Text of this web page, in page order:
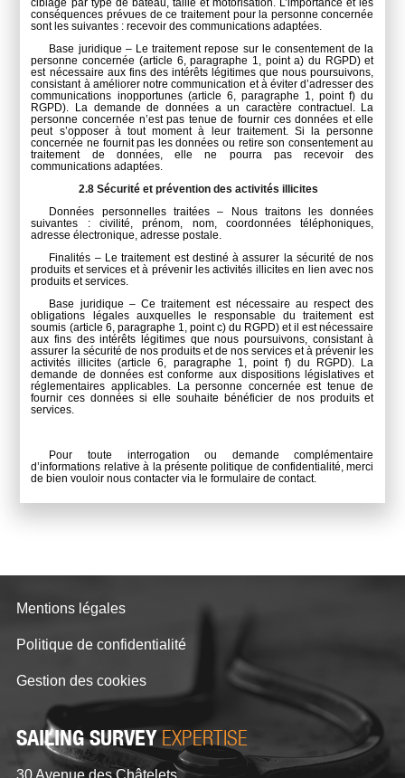
ciblage par type de bateau, taille et motorisation. L’importance et les
conséquences prévues de ce traitement pour la personne concernée
sont les suivantes : recevoir des communications adaptées.
Base juridique – Le traitement repose sur le consentement de la
personne concernée (article 6, paragraphe 1, point a) du RGPD) et
est nécessaire aux fins des intérêts légitimes que nous poursuivons,
consistant à améliorer notre communication et à éviter d’adresser des
communications inopportunes (article 6, paragraphe 1, point f) du
RGPD). La demande de données a un caractère contractuel. La
personne concernée n’est pas tenue de fournir ces données et elle
peut s’opposer à tout moment à leur traitement. Si la personne
concernée ne fournit pas les données ou retire son consentement au
traitement de données, elle ne pourra pas recevoir des
communications adaptées.
2.8 Sécurité et prévention des activités illicites
Données personnelles traitées – Nous traitons les données
suivantes : civilité, prénom, nom, coordonnées téléphoniques,
adresse électronique, adresse postale.
Finalités – Le traitement est destiné à assurer la sécurité de nos
produits et services et à prévenir les activités illicites en lien avec nos
produits et services.
Base juridique – Ce traitement est nécessaire au respect des
obligations légales auxquelles le responsable du traitement est
soumis (article 6, paragraphe 1, point c) du RGPD) et il est nécessaire
aux fins des intérêts légitimes que nous poursuivons, consistant à
assurer la sécurité de nos produits et de nos services et à prévenir les
activités illicites (article 6, paragraphe 1, point f) du RGPD). La
demande de données est conforme aux dispositions législatives et
réglementaires applicables. La personne concernée est tenue de
fournir ces données si elle souhaite bénéficier de nos produits et
services.
Pour toute interrogation ou demande complémentaire
d’informations relative à la présente politique de confidentialité, merci
de bien vouloir nous contacter via le formulaire de contact.
Mentions légales
Politique de confidentialité
Gestion des cookies
SAILING SURVEY EXPERTISE
30 Avenue des Châtelets